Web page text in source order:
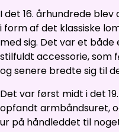
I det 16. århundrede
i form af det klassiske
med sig. Det var et
stilfuldt accessorie, som
og senere bredte sig til
Det var først midt i det
opfandt armbåndsuret,
ur på håndleddet til